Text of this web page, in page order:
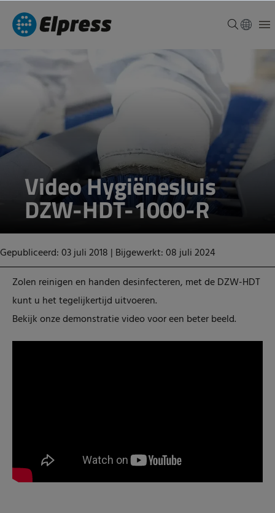
Video Hygiënesluis
DZW-HDT-1000-R
Gepubliceerd: 03 juli 2018 | Bijgewerkt: 08 juli 2024
Zolen reinigen en handen desinfecteren, met de DZW-HDT
kunt u het tegelijkertijd uitvoeren.
Bekijk onze demonstratie video voor een beter beeld.